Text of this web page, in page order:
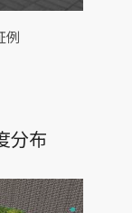
例
分布